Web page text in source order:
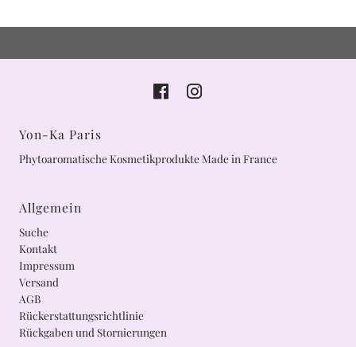
Yon-Ka Paris
Phytoaromatische Kosmetikprodukte Made in France
Allgemein
Suche
Kontakt
Impressum
Versand
AGB
Rückerstattungsrichtlinie
Rückgaben und Stornierungen